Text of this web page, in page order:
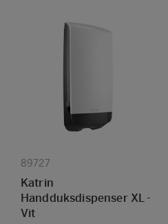
89727
Katrin
Handduksdispenser XL -
Vit